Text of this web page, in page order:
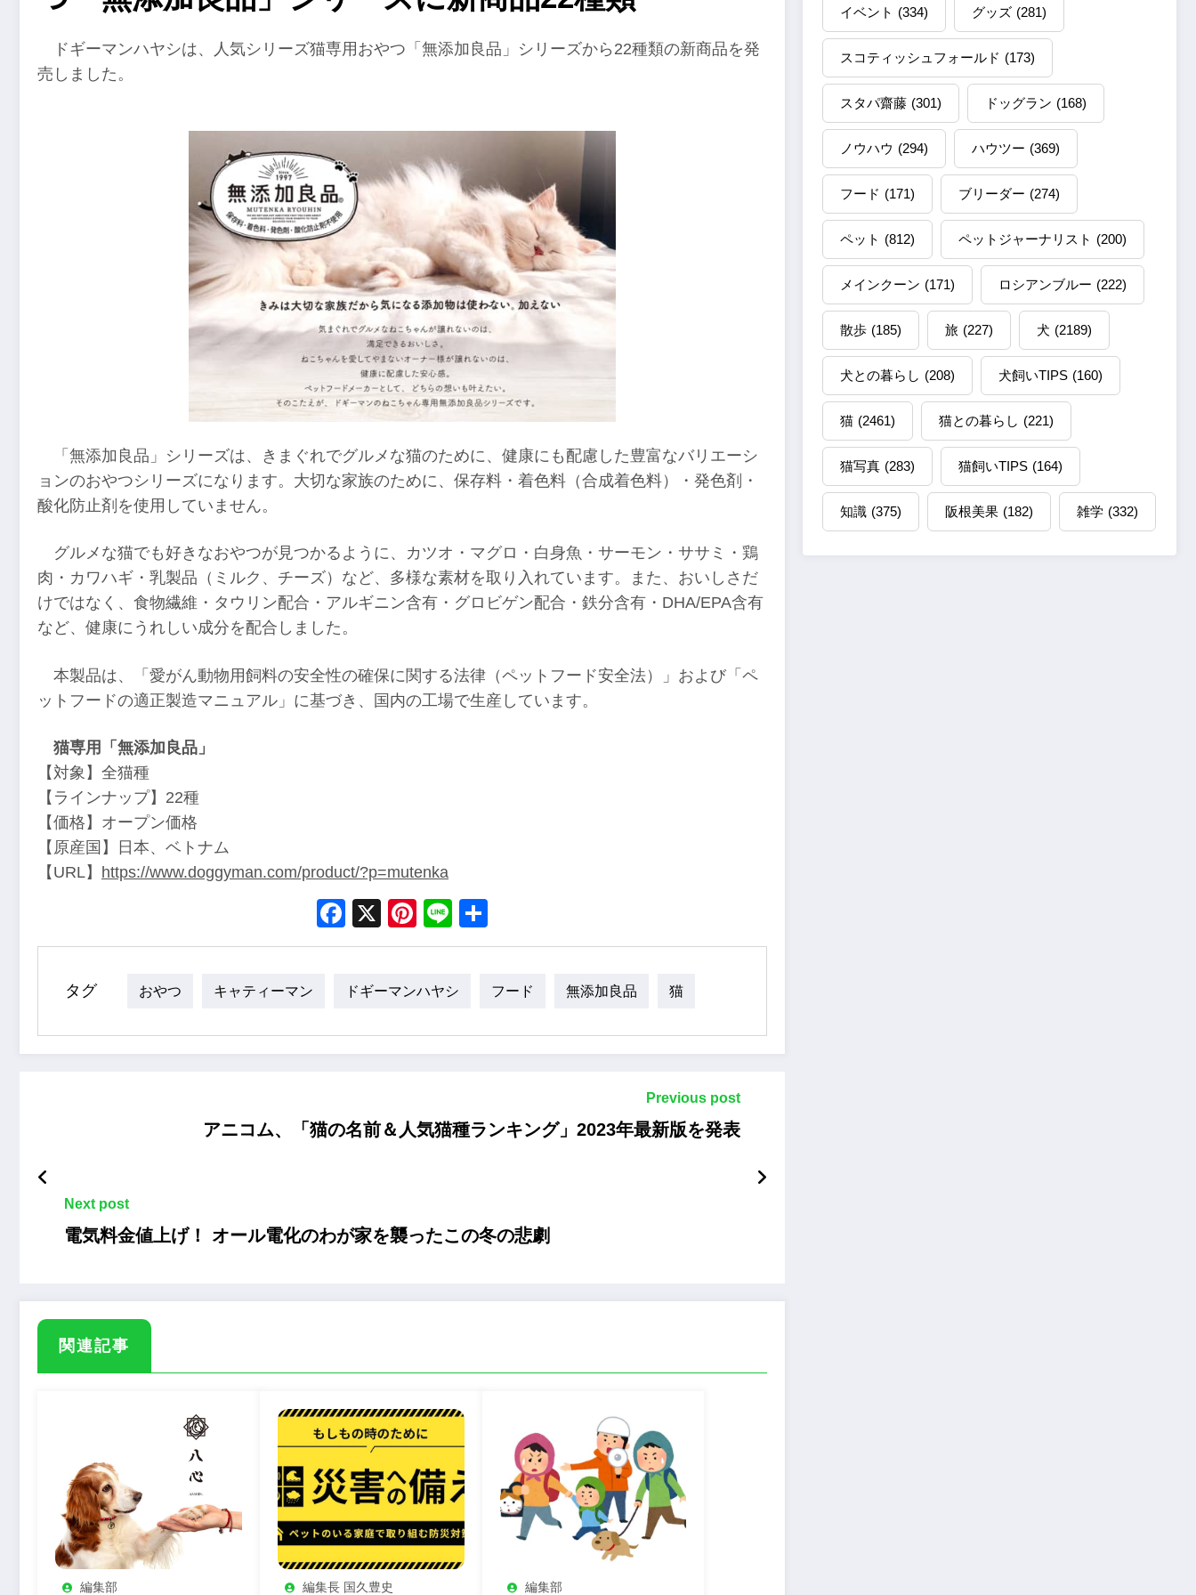
ドギーマンハヤシは、人気シリーズ猫専用おやつ「無添加良品」シリーズから22種類の新商品を発
売しました。
「無添加良品」シリーズは、きまぐれでグルメな猫のために、健康にも配慮した豊富なバリエーシ
ョンのおやつシリーズになります。大切な家族のために、保存料・着色料（合成着色料）・発色剤・
酸化防止剤を使用していません。
グルメな猫でも好きなおやつが見つかるように、カツオ・マグロ・白身魚・サーモン・ササミ・鶏
肉・カワハギ・乳製品（ミルク、チーズ）など、多様な素材を取り入れています。また、おいしさだ
けではなく、食物繊維・タウリン配合・アルギニン含有・グロビゲン配合・鉄分含有・DHA/EPA含有
など、健康にうれしい成分を配合しました。
本製品は、「愛がん動物用飼料の安全性の確保に関する法律（ペットフード安全法）」および「ペ
ットフードの適正製造マニュアル」に基づき、国内の工場で生産しています。
猫専用「無添加良品」
【対象】全猫種
【ラインナップ】22種
【価格】オープン価格
【原産国】日本、ベトナム
【URL】 https://www.doggyman.com/product/?p=mutenka
Facebook
X Pinterest
Line
タグ おやつ キャティーマン ドギーマンハヤシ フード 無添加良品 猫
Previous post
アニコム、「猫の名前＆人気猫種ランキング」2023年最新版を発表
Next post
電気料金値上げ！ オール電化のわが家を襲ったこの冬の悲劇
関連記事
編集部 編集長 国久豊史 編集部
イベント (334) グッズ (281)
スコティッシュフォールド (173)
スタパ齋藤 (301) ドッグラン (168)
ノウハウ (294) ハウツー (369)
フード (171) ブリーダー (274)
ペット (812) ペットジャーナリスト (200)
メインクーン (171) ロシアンブルー (222)
散歩 (185) 旅 (227) 犬 (2189)
犬との暮らし (208) 犬飼いTIPS (160)
猫 (2461) 猫との暮らし (221)
猫写真 (283) 猫飼いTIPS (164)
知識 (375) 阪根美果 (182) 雑学 (332)